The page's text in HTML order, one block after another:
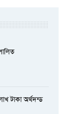
টাকা অর্থদন্ড